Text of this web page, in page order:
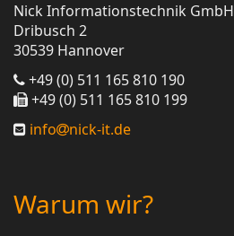
Nick Informationstechnik GmbH
Dribusch 2
30539 Hannover
+49 (0) 511 165 810 190
+49 (0) 511 165 810 199
info
nick-it.de
Warum wir?